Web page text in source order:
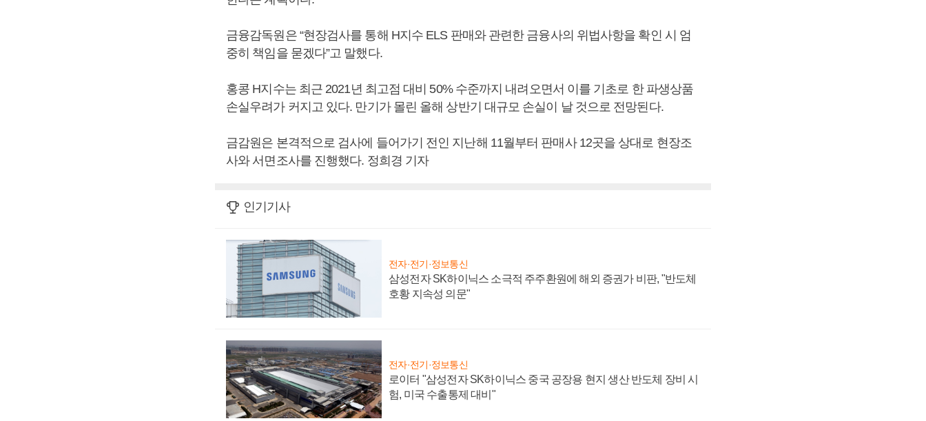
금융감독원은 “현장검사를 통해 H지수 ELS 판매와 관련한 금융사의 위법사항을 확인 시 엄
중히 책임을 묻겠다”고 말했다.
홍콩 H지수는 최근 2021년 최고점 대비 50% 수준까지 내려오면서 이를 기초로 한 파생상품
손실우려가 커지고 있다. 만기가 몰린 올해 상반기 대규모 손실이 날 것으로 전망된다.
금감원은 본격적으로 검사에 들어가기 전인 지난해 11월부터 판매사 12곳을 상대로 현장조
사와 서면조사를 진행했다. 정희경 기자
인기기사
전자·전기·정보통신
삼성전자 SK하이닉스 소극적 주주환원에 해외 증권가 비판, "반도체
호황 지속성 의문"
전자·전기·정보통신
로이터 "삼성전자 SK하이닉스 중국 공장용 현지 생산 반도체 장비 시
험, 미국 수출통제 대비"